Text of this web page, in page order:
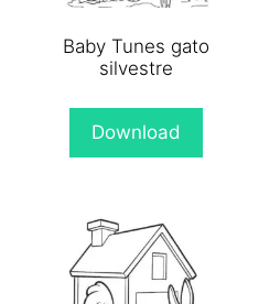
Baby Tunes gato
silvestre
Download